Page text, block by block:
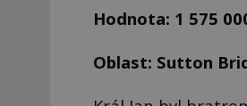
Hodnota: 1 575
Oblast: Sutton